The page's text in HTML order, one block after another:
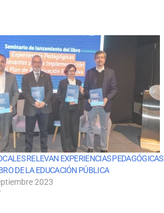
RELEVAN EXPERIENCIAS PEDAGÓGICAS
DE LA EDUCACIÓN PÚBLICA
2023